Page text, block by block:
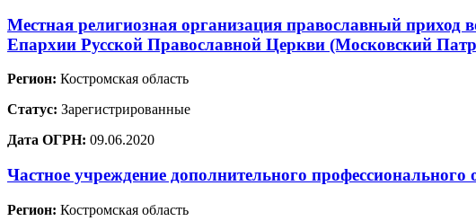
Местная религиозная организация православный приход
Епархии Русской Православной Церкви (Московский
Регион: Костромская область
Статус: Зарегистрированные
Дата ОГРН: 09.06.2020
Частное учреждение дополнительного
Регион: Костромская область